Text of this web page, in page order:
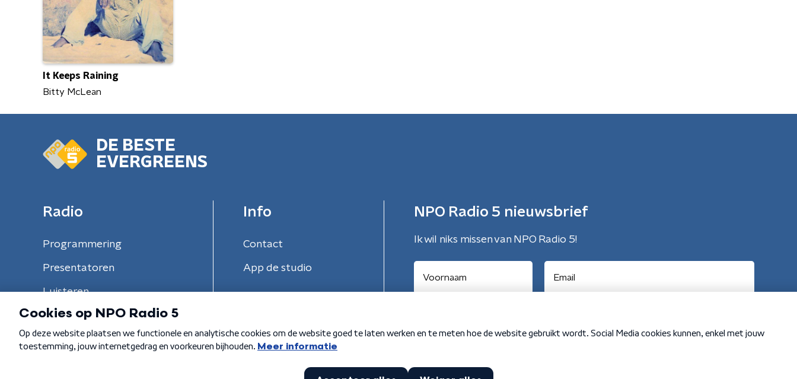
It Keeps Raining
Bitty McLean
DE BESTE
EVERGREENS
Radio
Programmering
Presentatoren
Luisteren
Info
Contact
App de studio
NPO Radio 5 nieuwsbrief
Ik wil niks missen van NPO Radio 5!
Algemene voorwaarden Privacybeleid